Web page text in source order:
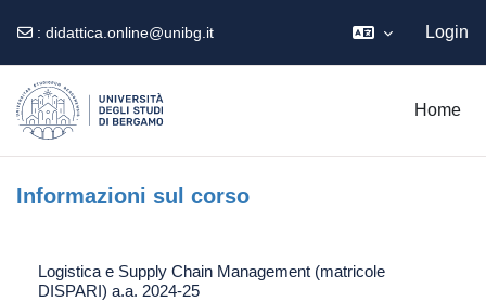
: didattica.online@unibg.it Login
Home
Informazioni sul corso
Logistica e Supply Chain Management (matricole
DISPARI) a.a. 2024-25